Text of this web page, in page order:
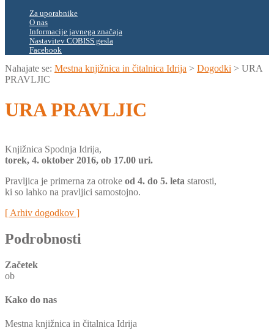
Za uporabnike
O nas
Informacije javnega značaja
Nastavitev COBISS gesla
Facebook
Nahajate se: Mestna knjižnica in čitalnica Idrija > Dogodki > URA
PRAVLJIC
URA PRAVLJIC
Knjižnica Spodnja Idrija,
torek, 4. oktober 2016, ob 17.00 uri.
Pravljica je primerna za otroke od 4. do 5. leta starosti,
ki so lahko na pravljici samostojno.
[ Arhiv dogodkov ]
Podrobnosti
Začetek
ob
Kako do nas
Mestna knjižnica in čitalnica Idrija